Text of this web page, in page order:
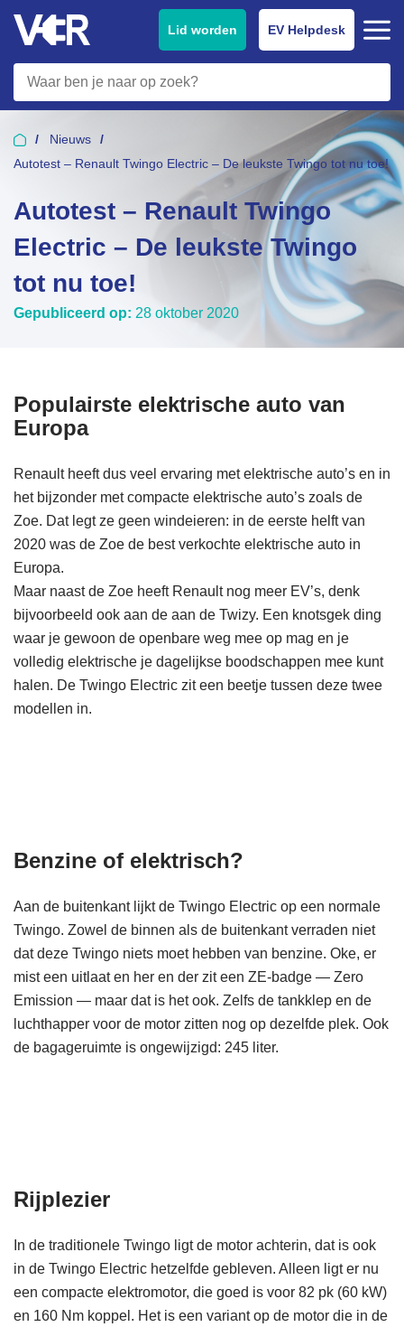
Lid worden EV Helpdesk
Nieuws
Autotest – Renault Twingo Electric – De leukste Twingo tot nu toe!
Autotest – Renault Twingo
Electric – De leukste Twingo
tot nu toe!
Gepubliceerd op: 28 oktober 2020
Populairste elektrische auto van
Europa
Renault heeft dus veel ervaring met elektrische auto’s en in
het bijzonder met compacte elektrische auto’s zoals de
Zoe. Dat legt ze geen windeieren: in de eerste helft van
2020 was de Zoe de best verkochte elektrische auto in
Europa.
Maar naast de Zoe heeft Renault nog meer EV’s, denk
bijvoorbeeld ook aan de aan de Twizy. Een knotsgek ding
waar je gewoon de openbare weg mee op mag en je
volledig elektrische je dagelijkse boodschappen mee kunt
halen. De Twingo Electric zit een beetje tussen deze twee
modellen in.
Benzine of elektrisch?
Aan de buitenkant lijkt de Twingo Electric op een normale
Twingo. Zowel de binnen als de buitenkant verraden niet
dat deze Twingo niets moet hebben van benzine. Oke, er
mist een uitlaat en her en der zit een ZE-badge — Zero
Emission — maar dat is het ook. Zelfs de tankklep en de
luchthapper voor de motor zitten nog op dezelfde plek. Ook
de bagageruimte is ongewijzigd: 245 liter.
Rijplezier
In de traditionele Twingo ligt de motor achterin, dat is ook
in de Twingo Electric hetzelfde gebleven. Alleen ligt er nu
een compacte elektromotor, die goed is voor 82 pk (60 kW)
en 160 Nm koppel. Het is een variant op de motor die in de